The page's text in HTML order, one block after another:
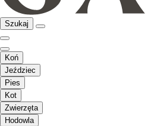
Szukaj
Koń
Jeździec
Pies
Kot
Zwierzęta
Hodowla